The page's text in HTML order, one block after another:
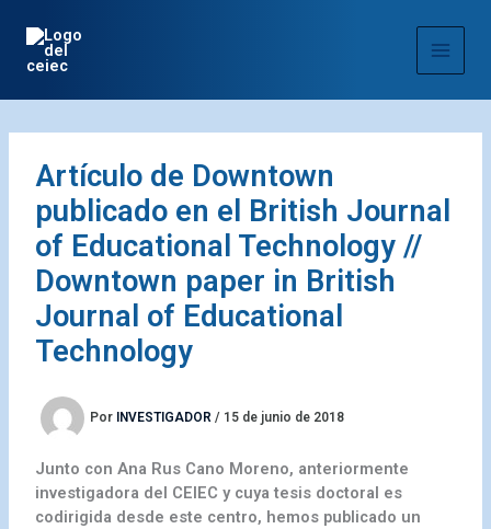
contenido
Artículo de Downtown
publicado en el British Journal
of Educational Technology //
Downtown paper in British
Journal of Educational
Technology
Por INVESTIGADOR / 15 de junio de 2018
Junto con Ana Rus Cano Moreno, anteriormente
investigadora del CEIEC y cuya tesis doctoral es
codirigida desde este centro, hemos publicado un